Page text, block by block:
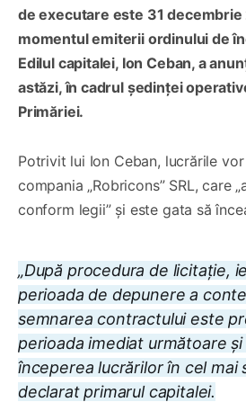
de executare este 31 decembrie
momentul emiterii ordinului de
Edilul capitalei, Ion Ceban, a
astăzi, în cadrul ședinței
Primăriei.
Potrivit lui Ion Ceban, lucrările
compania „Robricons” SRL, care
conform legii” și este gata să
„După procedura de licitație,
perioada de depunere a
semnarea contractului este
perioada imediat următoare și
începerea lucrărilor în cel mai
declarat primarul capitalei.